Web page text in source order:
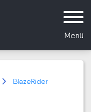
Menü
BlazeRider